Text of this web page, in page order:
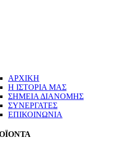
ΑΡΧΙΚΗ
Η ΙΣΤΟΡΙΑ ΜΑΣ
ΣΗΜΕΙΑ ΔΙΑΝΟΜΗΣ
ΣΥΝΕΡΓΑΤΕΣ
ΕΠΙΚΟΙΝΩΝΙΑ